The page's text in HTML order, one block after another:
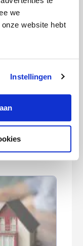
we
website hebt
Instellingen
zijn
we je